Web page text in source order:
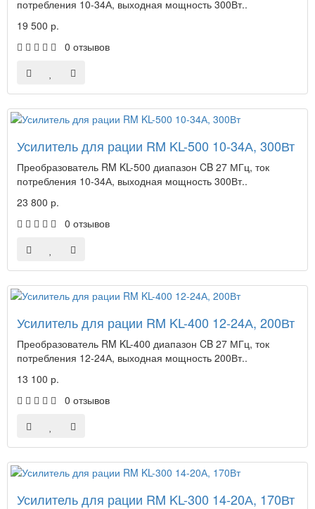
потребления 10-34А, выходная мощность 300Вт..
19 500 р.
0 отзывов
Усилитель для рации RM KL-500 10-34А, 300Вт
Преобразователь RM KL-500 диапазон CB 27 МГц, ток
потребления 10-34А, выходная мощность 300Вт..
23 800 р.
0 отзывов
Усилитель для рации RM KL-400 12-24А, 200Вт
Преобразователь RM KL-400 диапазон CB 27 МГц, ток
потребления 12-24А, выходная мощность 200Вт..
13 100 р.
0 отзывов
Усилитель для рации RM KL-300 14-20А, 170Вт